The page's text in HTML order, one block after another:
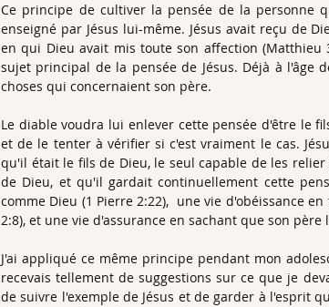
Ce principe de cultiver la pensée de la personne
enseigné par Jésus lui-même. Jésus avait reçu de
en qui Dieu avait mis toute son affection (Matthieu
sujet principal de la pensée de Jésus. Déjà à l'âge
choses qui concernaient son père.
Le diable voudra lui enlever cette pensée d'être le
et de le tenter à vérifier si c'est vraiment le cas.
qu'il était le fils de Dieu, le seul capable de les
de Dieu, et qu'il gardait continuellement cette
comme Dieu (1 Pierre 2:22),  une vie d'obéissance
2:8), et une vie d'assurance en sachant que son
J'ai appliqué ce même principe pendant mon
recevais tellement de suggestions sur ce que je
de suivre l'exemple de Jésus et de garder à l'esprit